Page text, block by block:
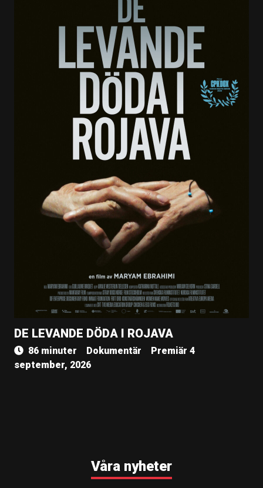
DE LEVANDE DÖDA I ROJAVA
86 minuter Dokumentär
Premiär 4
september, 2026
Våra nyheter